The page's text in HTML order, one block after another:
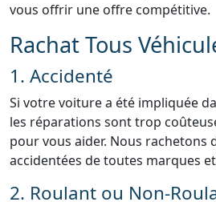
vous offrir une offre compétitive.
Rachat Tous
1. Accidenté
Si votre voiture a été impliquée
les réparations sont trop
pour vous aider. Nous rachetons
accidentées de toutes marques
2. Roulant ou Non-